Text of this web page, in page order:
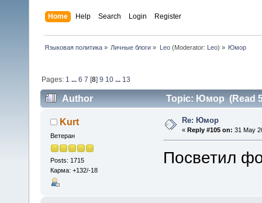
Home Help Search Login Register
Языковая политика» Личные блоги » Leo(Moderator: Leo) » Юмор
Pages: 1 ...6 7 [8]9 10 ... 13
Author Topic: Юмор (Read
Kurt
Ветеран
Posts: 1715
Карма: +132/-18
Re: Юмор
«Reply #105 on: 31 May
Посветил